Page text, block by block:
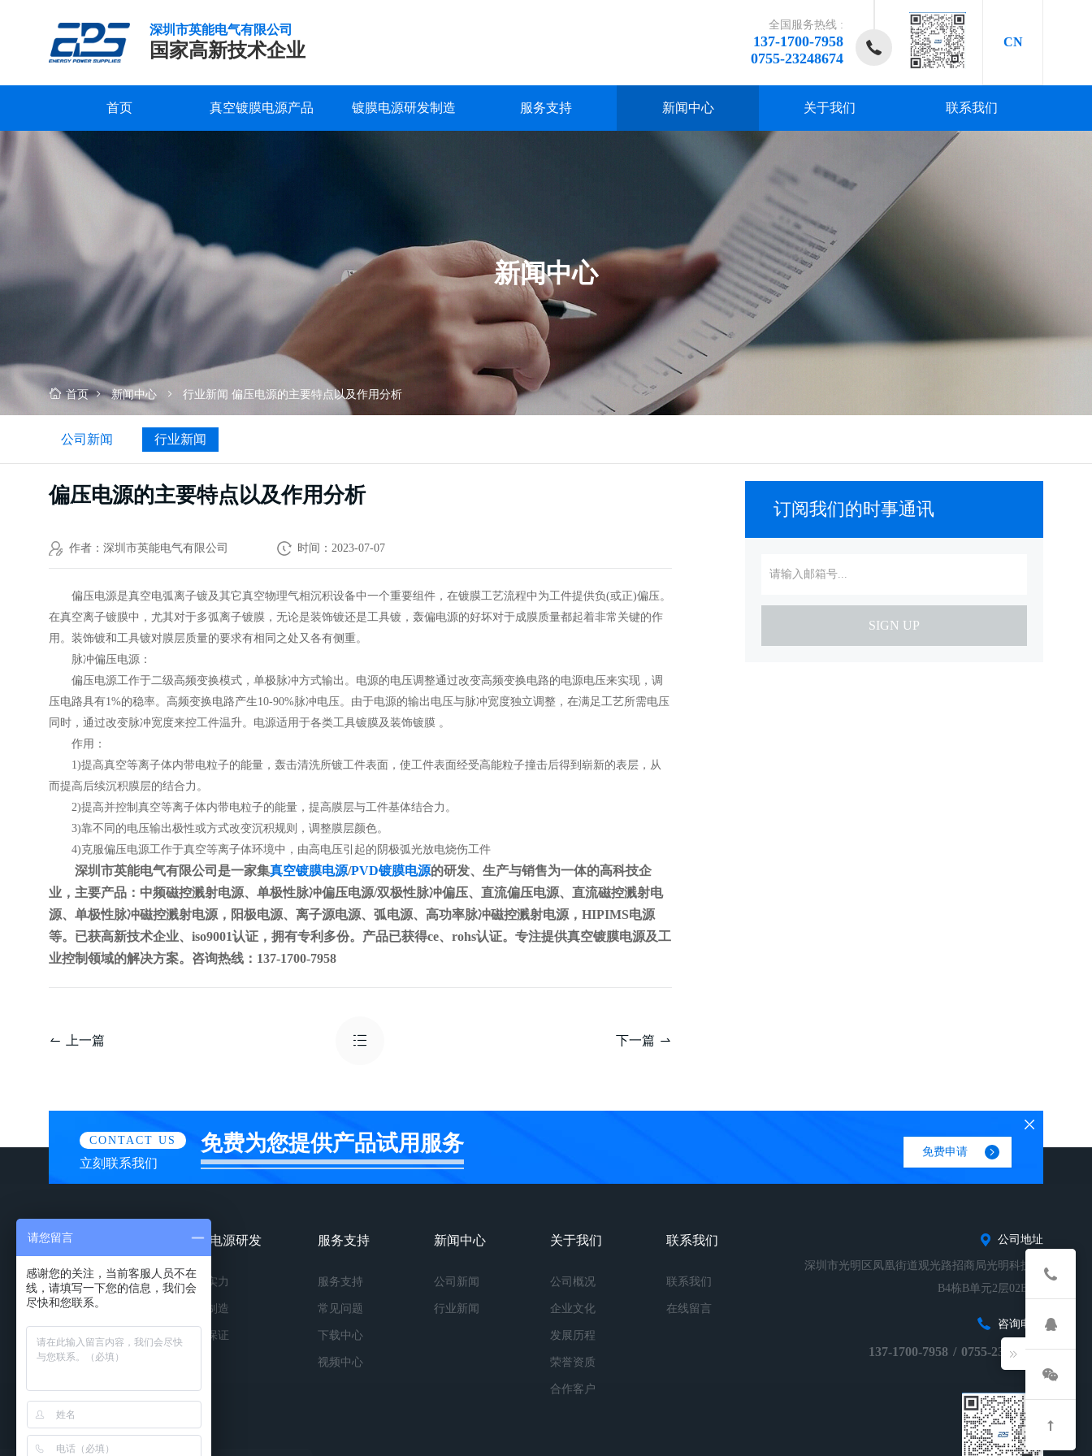
深圳市英能电气有限公司
国家高新技术企业
全国服务热线 :
137-1700-7958
0755-23248674
CN
首页 真空镀膜电源产品 镀膜电源研发制造
研发实力
品质保证
深圳市英能电气有限公司创立于2015年，是一家集真空镀膜电源的研发、
了解更多
服务支持
服务支持
下载中心
深圳市英能电气有限公司创立于2015年，是一家集真空镀膜电源的研发、
了解更多
新闻中心
公司新闻
深圳市英能电气有限公司创立于2015年，是一家集真空镀膜电源的研发、
了解更多
关于我们
公司概况
发展历程
深圳市英能电气有限公司创立于2015年，是一家集真空镀膜电源的研发、
了解更多
联系我们
联系我们
深圳市英能电气有限公司创立于2015年，是一家集真空镀膜电源的研发、
了解更多
电
源
新闻中心
首页 新闻中心 行业新闻 偏压电源的主要特点以及作用分析
公司新闻 行业新闻
偏压电源的主要特点以及作用分析
作者：深圳市英能电气有限公司 时间：2023-07-07
偏压电源是真空电弧离子镀及其它真空物理气相沉积设备中一个重要组件，在镀膜工艺流程中为工件提供负(或正)偏压。
在真空离子镀膜中，尤其对于多弧离子镀膜，无论是装饰镀还是工具镀，轰偏电源的好坏对于成膜质量都起着非常关键的作
用。装饰镀和工具镀对膜层质量的要求有相同之处又各有侧重。
脉冲偏压电源：
偏压电源工作于二级高频变换模式，单极脉冲方式输出。电源的电压调整通过改变高频变换电路的电源电压来实现，调
压电路具有1%的稳率。高频变换电路产生10-90%脉冲电压。由于电源的输出电压与脉冲宽度独立调整，在满足工艺所需电压
同时，通过改变脉冲宽度来控工件温升。电源适用于各类工具镀膜及装饰镀膜 。
作用：
1)提高真空等离子体内带电粒子的能量，轰击清洗所镀工件表面，使工件表面经受高能粒子撞击后得到崭新的表层，从
而提高后续沉积膜层的结合力。
2)提高并控制真空等离子体内带电粒子的能量，提高膜层与工件基体结合力。
3)靠不同的电压输出极性或方式改变沉积规则，调整膜层颜色。
4)克服偏压电源工作于真空等离子体环境中，由高电压引起的阴极弧光放电烧伤工件
深圳市英能电气有限公司是一家集真空镀膜电源/PVD镀膜电源的研发、生产与销售为一体的高科技企
业，主要产品：中频磁控溅射电源、单极性脉冲偏压电源/双极性脉冲偏压、直流偏压电源、直流磁控溅射电
源、单极性脉冲磁控溅射电源，阳极电源、离子源电源、弧电源、高功率脉冲磁控溅射电源，HIPIMS电源
等。已获高新技术企业、iso9001认证，拥有专利多份。产品已获得ce、rohs认证。专注提供真空镀膜电源及工
业控制领域的解决方案。咨询热线：137-1700-7958
上一篇 下一篇
订阅我们的时事通讯
SIGN UP
CONTACT US
立刻联系我们
免费为您提供产品试用服务 免费申请
镀膜电源产品
按种类
按功率
按应用
镀膜电源研发
研发实力
精工制造
品质保证
服务支持
服务支持
常见问题
下载中心
视频中心
新闻中心
公司新闻
行业新闻
关于我们
公司概况
企业文化
发展历程
荣誉资质
合作客户
联系我们
联系我们
在线留言
公司地址
深圳市光明区凤凰街道观光路招商局光明科技园
B4栋B单元2层02B-01
咨询电话
137-1700-7958 / 0755-23248674
请您留言
感谢您的关注，当前客服人员不在
线，请填写一下您的信息，我们会
尽快和您联系。